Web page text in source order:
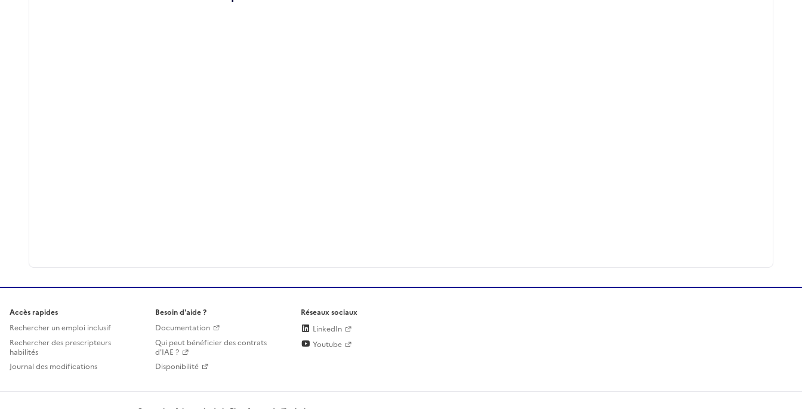
Accès rapides
Rechercher un emploi inclusif
Rechercher des prescripteurs
habilités
Journal des modifications
Besoin d'aide ?
Documentation
Qui peut bénéficier des contrats
d'IAE ?
Disponibilité
Réseaux sociaux
LinkedIn
Youtube